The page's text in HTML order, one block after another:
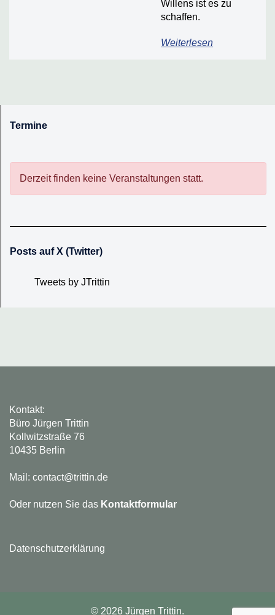
Willens ist es zu
schaffen.
Weiterlesen
Termine
Derzeit finden keine Veranstaltungen statt.
Posts auf X (Twitter)
Tweets by JTrittin
Kontakt:
Büro Jürgen Trittin
Kollwitzstraße 76
10435 Berlin
Mail: contact@trittin.de
Oder nutzen Sie das Kontaktformular
Datenschutzerklärung
© 2026 Jürgen Trittin.